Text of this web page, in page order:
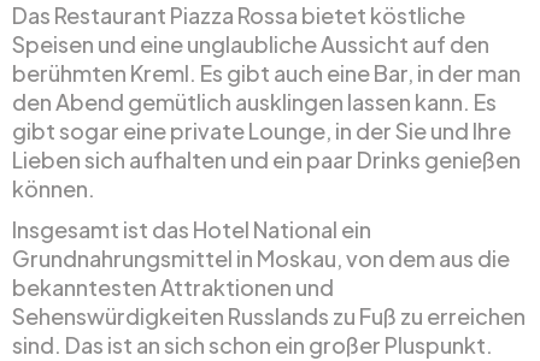
Das Restaurant Piazza Rossa bietet köstliche
Speisen und eine unglaubliche Aussicht auf den
berühmten Kreml. Es gibt auch eine Bar, in der man
den Abend gemütlich ausklingen lassen kann. Es
gibt sogar eine private Lounge, in der Sie und Ihre
Lieben sich aufhalten und ein paar Drinks genießen
können.
Insgesamt ist das Hotel National ein
Grundnahrungsmittel in Moskau, von dem aus die
bekanntesten Attraktionen und
Sehenswürdigkeiten Russlands zu Fuß zu erreichen
sind. Das ist an sich schon ein großer Pluspunkt.